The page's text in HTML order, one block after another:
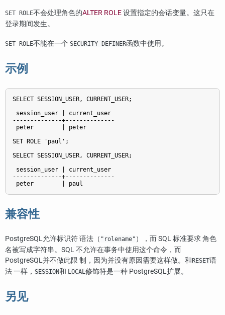
SET ROLE不会处理角色的ALTER ROLE设置指定的会话变量。这只在
登录期间发生。
SET ROLE不能在一个 SECURITY DEFINER函数中使用。
示例
SELECT SESSION_USER, CURRENT_USER;
session_user | current_user
--------------+--------------
peter        | peter
SET ROLE 'paul';
SELECT SESSION_USER, CURRENT_USER;
session_user | current_user
--------------+--------------
peter        | paul
兼容性
PostgreSQL允许标识符 语法（ "rolename" ），而 SQL 标准要求 角色
名被写成字符串。SQL 不允许在事务中使用这个命令，而
PostgreSQL并不做此限 制，因为并没有原因需要这样做。和RESET语
法 一样， SESSION和 LOCAL 修饰符是一种 PostgreSQL扩展。
另见